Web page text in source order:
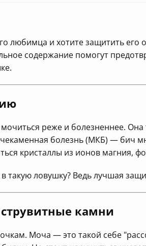
любимца и хотите защитить
содержание помогут
реже и болезненнее.
болезнь (МКБ) — бич
кристаллы из ионов магния,
такую ловушку? Ведь лучшая
камни
Моча — это такой себе